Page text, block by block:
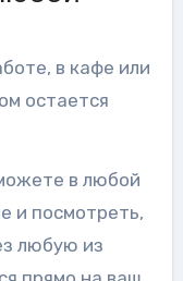
в кафе или
остается
в любой
и посмотреть,
любую из